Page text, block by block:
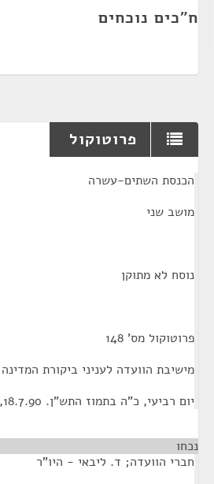
ח"כים נוכחים
פרוטוקול
הכנסת השתים-עשרה
מושב שני
נוסח לא מתוקן
פרוטוקול מס' 148
מישיבת הוועדה לעניני ביקורת המדינה
יום רביעי, כ"ה בתמוז התש"ן. 18.7.90, שעה 09.00.
נכחו
חברי הוועדה; ד. ליבאי - היו"ר